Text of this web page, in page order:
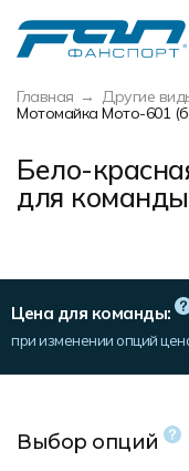
Главная Другие
Мотомайка Мото-601
Бело-
для
Цена для команды:
при изменении опций
Выбор опций
Вернуться назад
Футбол
Баскетбол
Хоккей
Беговая форма
Другие виды
Спортивная
Вернуться назад
Новости
Наши награды
Наши работы
Галерея работ
Фото изделий
Наше
Вернуться назад
Разработка
Услуги по
Экипировка
команд
Изготовление
Вернуться назад
Разработка
Требования к
Уход за
Виды тканей
Карта цветов
Таблица